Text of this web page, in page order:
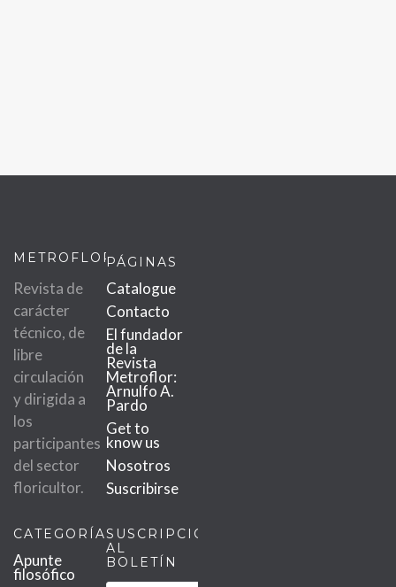
METROFLOR
Revista de
carácter
técnico, de
libre
circulación
y dirigida a
los
participantes
del sector
floricultor.
PÁGINAS
Catalogue
Contacto
El fundador
de la
Revista
Metroflor:
Arnulfo A.
Pardo
Get to
know us
Nosotros
Suscribirse
CATEGORÍAS
Apunte
filosófico
SUSCRIPCIÓN
AL
BOLETÍN